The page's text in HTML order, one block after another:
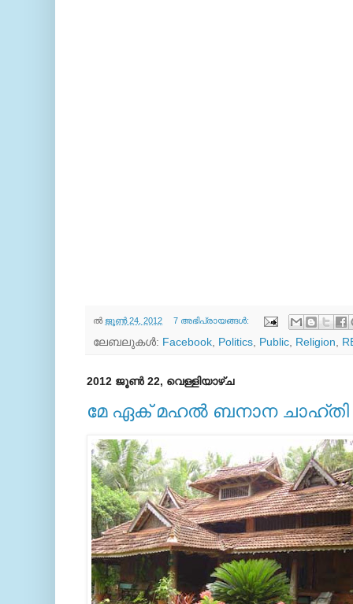
ല്‍ ജൂൺ 24, 2012 7 അഭിപ്രായങ്ങൾ:
ലേബലുകള്‍: Facebook Politics Public Religion
2012 ജൂൺ 22, വെള്ളിയാഴ്‌ച
മേ ഏക്‌ മഹല്‍ ബനാന